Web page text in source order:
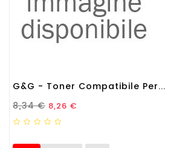
G&G - Toner Compatibile Per...
Prezzo Standard
8,34 € Prezzo
8,26 €